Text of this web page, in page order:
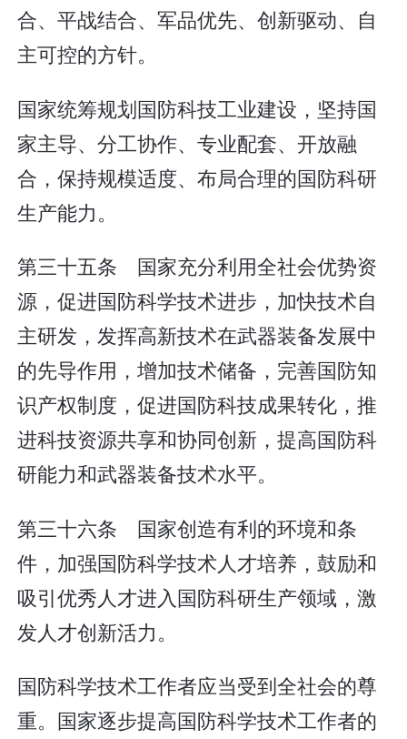
合、平战结合、军品优先、创新驱动、自
主可控的方针。
国家统筹规划国防科技工业建设，坚持国
家主导、分工协作、专业配套、开放融
合，保持规模适度、布局合理的国防科研
生产能力。
第三十五条 国家充分利用全社会优势资
源，促进国防科学技术进步，加快技术自
主研发，发挥高新技术在武器装备发展中
的先导作用，增加技术储备，完善国防知
识产权制度，促进国防科技成果转化，推
进科技资源共享和协同创新，提高国防科
研能力和武器装备技术水平。
第三十六条 国家创造有利的环境和条
件，加强国防科学技术人才培养，鼓励和
吸引优秀人才进入国防科研生产领域，激
发人才创新活力。
国防科学技术工作者应当受到全社会的尊
重。国家逐步提高国防科学技术工作者的